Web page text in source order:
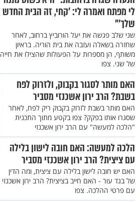
לי מפתח ואמרה לי: ’קחי, זה הבית החדש
שלך’"
שני שלב פגשה את יעל הורוביץ ברחוב, לאחר
שחזרה בשאלה ועזבה את בית הוריה. בראיון
משותף, הן מספרות על הפעולות שהצילו את חייה
של שני. צפו
האם מותר לסגור בקבוק, ולזרוק לפח
בשבת? הרב ירון אשכנזי מסביר
האם מותר בשבת לזרוק בקבוק ריק לפח, לאחר
שסגרו אותו בפקק? צפו בקטע מתוך התכנית
"הלכה למעשה" עם הרב ירון אשכנזי
הלכה למעשה: האם חובה לישון בלילה
עם ציצית? הרב ירון אשכנזי מסביר
האם יש חובה לישון בלילה עם ציצית, ומה הדין
של בגד עור - האם חייב בציצית? הרב ירון אשכנזי
עם פרטי ההלכה. צפו